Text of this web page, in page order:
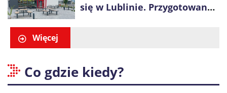
się w Lublinie. Przygotowano
Więcej
Co gdzie kiedy?